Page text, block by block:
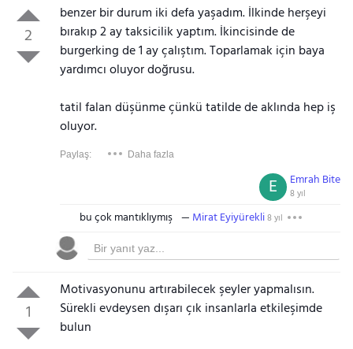
2
benzer bir durum iki defa yaşadım. İlkinde herşeyi
bırakıp 2 ay taksicilik yaptım. İkincisinde de
burgerking de 1 ay çalıştım. Toparlamak için baya
yardımcı oluyor doğrusu.
tatil falan düşünme çünkü tatilde de aklında hep iş
oluyor.
Paylaş: Daha fazla
Emrah Bite
8 yıl
E
bu çok mantıklıymış Mirat Eyiyürekli8 yıl
1
Motivasyonunu artırabilecek şeyler yapmalısın.
Sürekli evdeysen dışarı çık insanlarla etkileşimde
bulun